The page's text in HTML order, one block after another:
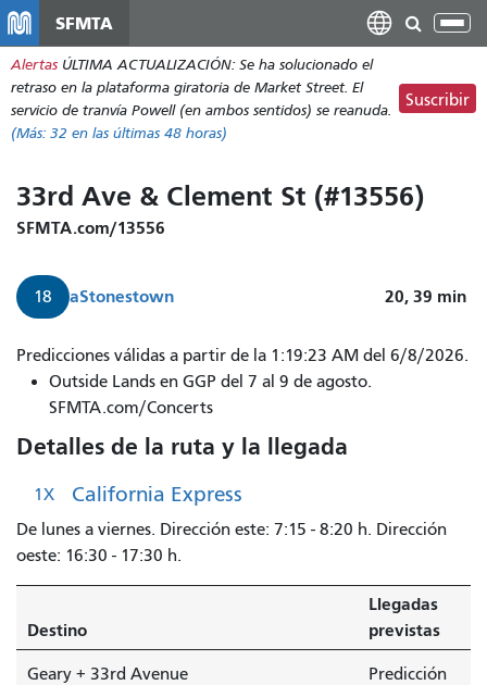
contenido
principal
SFMTA
Alertas ÚLTIMA ACTUALIZACIÓN: Se ha solucionado el
retraso en la plataforma giratoria de Market Street. El
servicio de tranvía Powell (en ambos sentidos) se reanuda.
(Más: 32 en las últimas 48 horas)
Suscribir
33rd Ave & Clement St (#13556)
SFMTA.com/13556
18 aStonestown 20, 39 min
Predicciones válidas a partir de la 1:19:23 AM del 6/8/2026.
Outside Lands en GGP del 7 al 9 de agosto.
SFMTA.com/Concerts
Detalles de la ruta y la llegada
1X California Express
De lunes a viernes. Dirección este: 7:15 - 8:20 h. Dirección
oeste: 16:30 - 17:30 h.
Destino
Llegadas
previstas
Geary + 33rd Avenue
Predicción